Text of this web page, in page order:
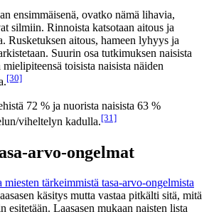
ensimmäisenä, ovatko nämä lihavia,
silmiin. Rinnoista katsotaan aitous ja
Rusketuksen aitous, hameen lyhyys ja
Suurin osa tutkimuksen naisista
toisista naisista näiden
[30]
72 % ja nuorista naisista 63 %
viheltelyn kadulla.[31]
arvo-ongelmat
tärkeimmistä tasa-arvo-ongelmista
käsitys mutta vastaa pitkälti sitä, mitä
esitetään. Laasasen mukaan naisten lista